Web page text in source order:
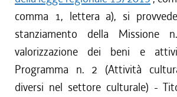
comma 1, lettera a), si
stanziamento della Missione
valorizzazione dei beni e
Programma n. 2 (Attività
diversi nel settore culturale) -